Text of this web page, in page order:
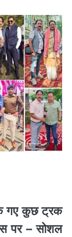
गए कुछ ट्रक
पर – सोशल